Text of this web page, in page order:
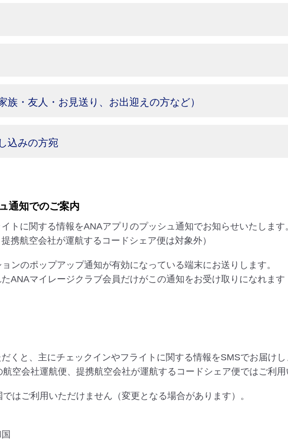
族・友人・お見送り、お出迎えの方など）
込みの方宛
通知でのご案内
トに関する情報をANAアプリのプッシュ通知でお知らせいたします
携航空会社が運航するコードシェア便は対象外）
ンのポップアップ通知が有効になっている端末にお送りします。
ANAマイレージクラブ会員だけがこの通知をお受け取りになれます
くと、主にチェックインやフライトに関する情報をSMSでお届け
航空会社運航便、提携航空会社が運航するコードシェア便ではご利
はご利用いただけません（変更となる場合があります）。